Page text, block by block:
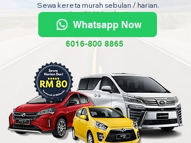
Sewa kereta murah sebulan / harian.
Dari RM80 sehari.
Whatsapp Now
6016-800 8865